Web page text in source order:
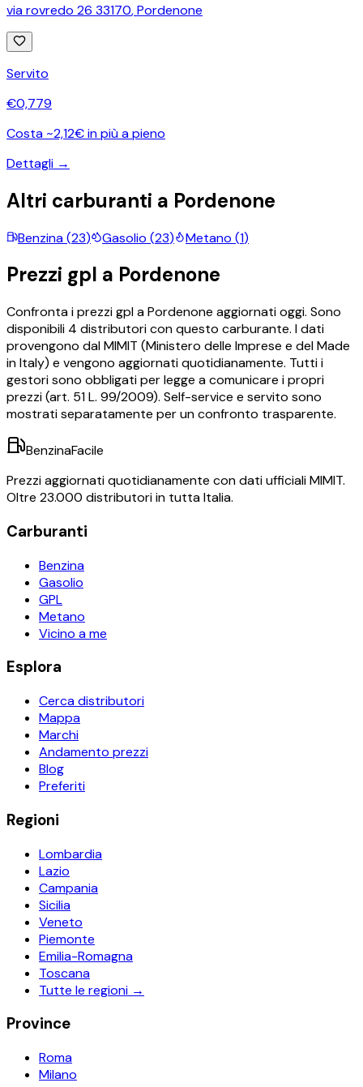
via rovredo 26 33170,Pordenone
Servito
€0,779
Costa ~2,12€ in più a pieno
Dettagli →
Altri carburanti a Pordenone
Benzina(23) Gasolio (23) Metano (1)
Prezzi gpl a Pordenone
Confronta i prezzigplaPordenone aggiornati oggi. Sono
disponibili 4 distributori con questo carburante. I dati
provengono dal MIMIT (Ministero delle Imprese e del Made
in Italy) e vengono aggiornati quotidianamente. Tutti i
gestori sono obbligati per legge a comunicare i propri
prezzi (art. 51 L. 99/2009). Self-service e servito sono
mostrati separatamente per un confronto trasparente.
BenzinaFacile
Prezzi aggiornati quotidianamente con dati ufficiali MIMIT.
Oltre 23.000 distributori in tutta Italia.
Carburanti
Benzina
Gasolio
GPL
Metano
Vicino a me
Esplora
Cerca distributori
Mappa
Marchi
Andamento prezzi
Blog
Preferiti
Regioni
Lombardia
Lazio
Campania
Sicilia
Veneto
Piemonte
Emilia-Romagna
Toscana
Tutte le regioni →
Province
Roma
Milano